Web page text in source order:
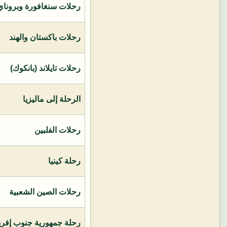
رحلات سنغافورة
رحلات باكستان والهند
رحلات تايلاند (بانكوك)
الرحلة إلى ماليزيا
رحلات الفلبين
رحلة كينيا
رحلات الصين الشعبية
رحلة جمهورية جنوب